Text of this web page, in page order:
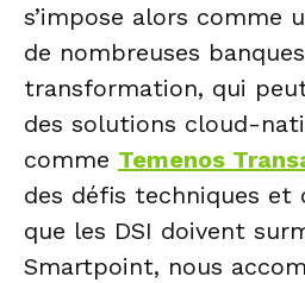
s’impose alors comme
de nombreuses
transformation, qui
des solutions cloud-
comme Temenos
des défis techniques et
que les DSI doivent
Smartpoint, nous